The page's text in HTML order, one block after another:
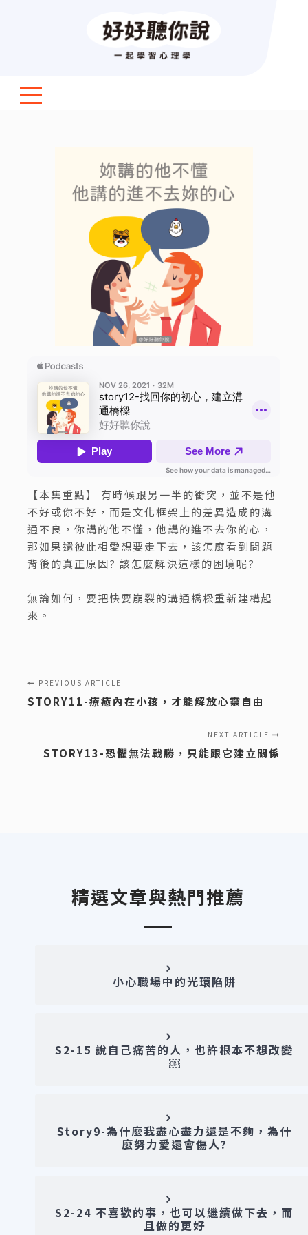
【本集重點】
有時候跟另一半的衝突，並不是他
不好或你不好，而是文化框架上的差異造成的溝
通不良，你講的他不懂，他講的進不去你的心，
那如果還彼此相愛想要走下去，該怎麼看到問題
背後的真正原因? 該怎麼解決這樣的困境呢?
無論如何，要把快要崩裂的溝通橋樑重新建構起
來。
PREVIOUS ARTICLE
STORY11-療癒內在小孩，才能解放心靈自由
NEXT ARTICLE
STORY13-恐懼無法戰勝，只能跟它建立關係
精選文章與熱門推薦
小心職場中的光環陷阱
S2-15 說自己痛苦的人，也許根本不想改變
￼
Story9-為什麼我盡心盡力還是不夠，為什
麼努力愛還會傷人?
S2-24 不喜歡的事，也可以繼續做下去，而
且做的更好